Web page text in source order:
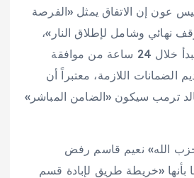
عون إن الاتفاق يمثل «الفرصة
نهائي وشامل لإطلاق النار»،
مضيفاً أن التنفيذ قد يبدأ خلال 24 ساعة من موافقة
الضمانات اللازمة، معتبراً أن
ترمب سيكون «الضامن المباشر»
الله» نعيم قاسم رفض
بأنها «خريطة طريق لإبادة قسم